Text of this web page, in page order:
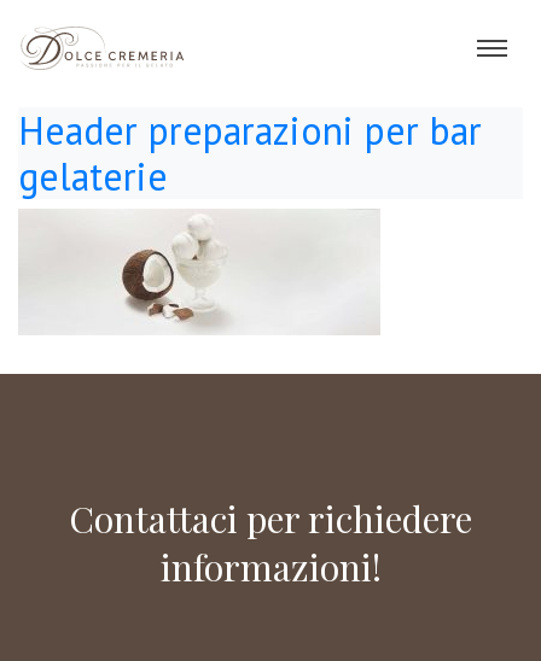
Header preparazioni per bar
gelaterie
Contattaci per richiedere
informazioni!